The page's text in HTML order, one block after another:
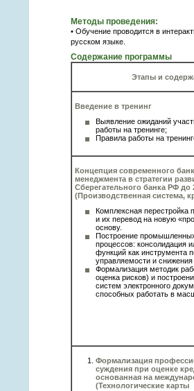
Методы проведения:
• Обучение проводится в
русском языке.
Содержание программы
Этапы и
Введение в тренинг
Выявление ожиданий
работы на тренинге;
Правила работы на
Концепция современного
менеджмента в стратегии
Сберегательного банка РФ до
(Производственная система,
Комплексная перестройка
и их перевод на новую
основу.
Построение
процессов: консолидация
функций как инструмента
управляемости и снижения
Формализация методик
оценка рисков) и
систем электронного
способных работать в
Формализация
суждения при оценке
основанная на
(Технологические карты